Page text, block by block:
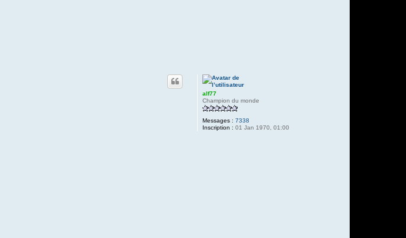
alf77
Champion du monde
Messages : 7338
Inscription : 01 Jan 1970, 01:00